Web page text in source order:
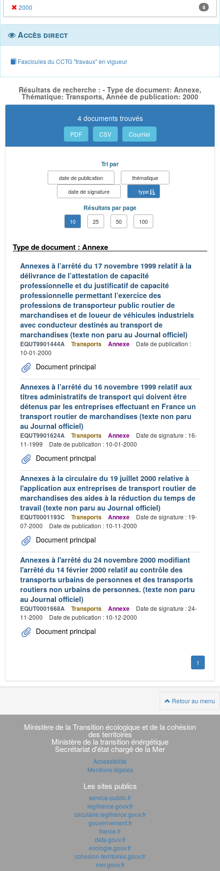
2000 4
Accès direct
Fascicules du CCTG "travaux" en vigueur
Résultats de recherche : - Type de document: Annexe,
Thématique: Transports, Année de publication: 2000
4 documents trouvés
PDF CSV Courriel
Tri par
date de publication
thématique
date de signature
type
Résultats par page
10 25 50 100
Type de document : Annexe
Annexes à l’arrêté du 17 novembre 1999 relatif à la
délivrance de l’attestation de capacité
professionnelle et du justificatif de capacité
professionnelle permettant l’exercice des
professions de transporteur public routier de
marchandises et de loueur de véhicules industriels
avec conducteur destinés au transport de
marchandises (texte non paru au Journal officiel)
EQUT9901444A Transports Annexe
Date de publication :
10-01-2000
Document principal
Annexes à l’arrêté du 16 novembre 1999 relatif aux
titres administratifs de transport qui doivent être
détenus par les entreprises effectuant en France un
transport routier de marchandises (texte non paru
au Journal officiel)
EQUT9901624A Transports Annexe
Date de signature : 16-
11-1999
Date de publication : 10-01-2000
Document principal
Annexes à la circulaire du 19 juillet 2000 relative à
l'application aux entreprises de transport routier de
marchandises des aides à la réduction du temps de
travail (texte non paru au Journal officiel)
EQUT0001193C Transports Annexe
Date de signature : 19-
07-2000
Date de publication : 10-11-2000
Document principal
Annexes à l'arrêté du 24 novembre 2000 modifiant
l'arrêté du 14 février 2000 relatif au contrôle des
transports urbains de personnes et des transports
routiers non urbains de personnes. (texte non paru
au Journal officiel)
EQUT0001668A Transports Annexe
Date de signature : 24-
11-2000
Date de publication : 10-12-2000
Document principal
1
Retour au menu
Navigation
transverse
Ministère de la Transition écologique et de la cohésion
des territoires
Ministère de la transition énérgétique
Secrétariat d'état chargé de la Mer
Accessibilité
Mentions légales
Les sites publics
service-public.fr
legifrance.gouv.fr
circulaire.legifrance.gouv.fr
gouvernement.fr
france.fr
data.gouv.fr
ecologie.gouv.fr
cohesion-territoires.gouv.fr
mer.gouv.fr